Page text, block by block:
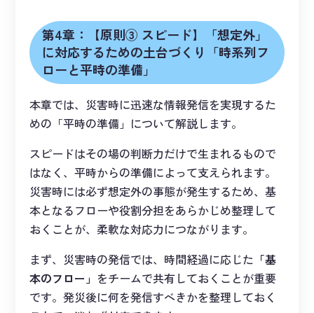
第4章：【原則③ スピード】「想定外」
に対応するための土台づくり「時系列フ
ローと平時の準備」
本章では、災害時に迅速な情報発信を実現するた
めの「平時の準備」について解説します。
スピードはその場の判断力だけで生まれるもので
はなく、平時からの準備によって支えられます。
災害時には必ず想定外の事態が発生するため、基
本となるフローや役割分担をあらかじめ整理して
おくことが、柔軟な対応力につながります。
まず、災害時の発信では、時間経過に応じた 「基
本のフロー」 をチームで共有しておくことが重要
です。発災後に何を発信すべきかを整理しておく